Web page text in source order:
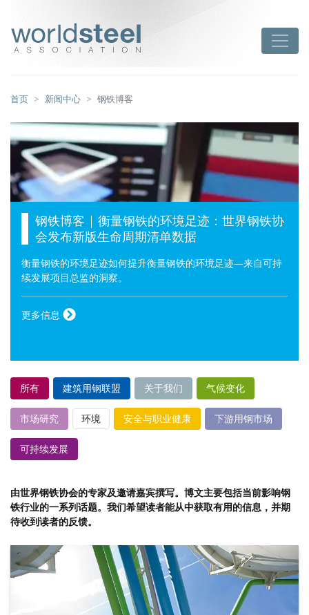
首页 新闻中心 钢铁博客
钢铁博客 | 衡量钢铁的环境足迹：世界钢铁协
会发布新版生命周期清单数据
衡量钢铁的环境足迹如何提升衡量钢铁的环境足迹—来自可持
续发展项目总监的洞察。
更多信息
所有 建筑用钢联盟 关于我们 气候变化
市场研究 环境 安全与职业健康 下游用钢市场
可持续发展
由世界钢铁协会的专家及邀请嘉宾撰写。博文主要包括当前影响钢
铁行业的一系列话题。我们希望读者能从中获取有用的信息，并期
待收到读者的反馈。